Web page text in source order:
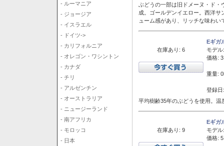
- ルーマニア
- ジョージア
- イスラエル
- ドイツ->
- カリフォルニア
- オレゴン・ワシントン
- カナダ
- チリ
- アルゼンチン
- オーストラリア
- ニュージーランド
- 南アフリカ
- モロッコ
- 日本
ぶどうの一部は旧ドメーヌ・ド・
成。ゴールデンイエロー。西洋
ューム感があり、リッチな味わい
在庫あり: 6
Eギガ
モデル:
価格:
重量:
登録
平均樹齢35年のぶどうを使用。
在庫あり: 9
Eギガ
モデル:
価格: